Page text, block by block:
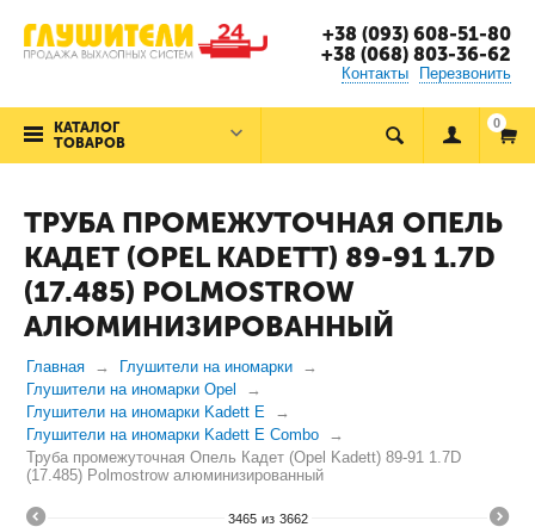
+38 (093) 608-51-80
+38 (068) 803-36-62
Контакты Перезвонить
КАТАЛОГ
ТОВАРОВ
0
ТРУБА ПРОМЕЖУТОЧНАЯ ОПЕЛЬ
КАДЕТ (OPEL KADETT) 89-91 1.7D
(17.485) POLMOSTROW
АЛЮМИНИЗИРОВАННЫЙ
Главная
Глушители на иномарки
Глушители на иномарки Opel
Глушители на иномарки Kadett E
Глушители на иномарки Kadett E Combo
Труба промежуточная Опель Кадет (Opel Kadett) 89-91 1.7D
(17.485) Polmostrow алюминизированный
3465 из 3662